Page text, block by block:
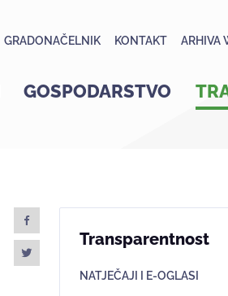
GRADONAČELNIK KONTAKT ARHIVA
GOSPODARSTVO
Transparentnost
NATJEČAJI I E-OGLASI